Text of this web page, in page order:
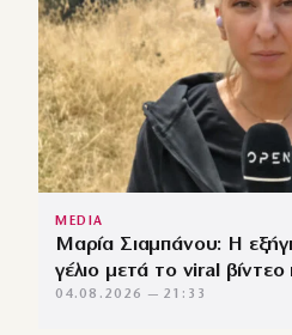
MEDIA
Μαρία Σιαμπάνου: Η
γέλιο μετά το viral βίντεο
04.08.2026 — 21:33